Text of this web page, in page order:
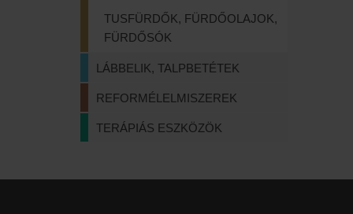
TUSFÜRDŐK, FÜRDŐOLAJOK,
FÜRDŐSÓK
LÁBBELIK, TALPBETÉTEK
REFORMÉLELMISZEREK
TERÁPIÁS ESZKÖZÖK